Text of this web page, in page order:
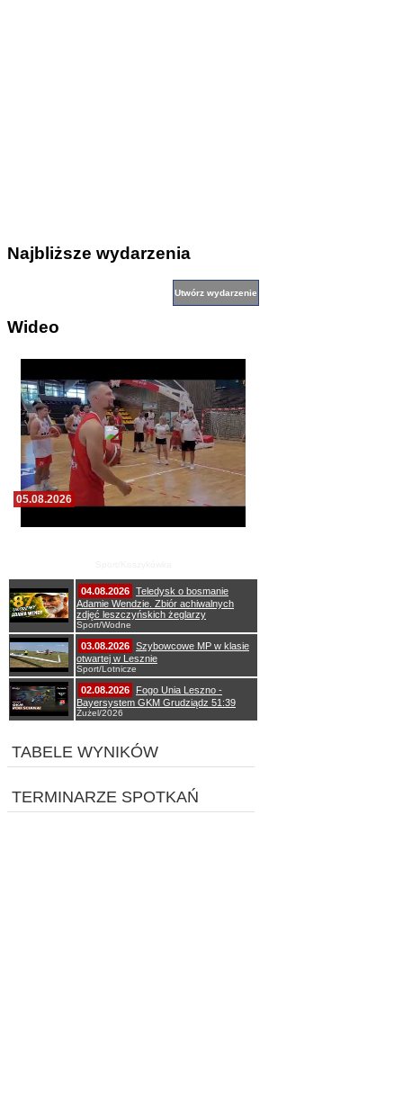
Najbliższe wydarzenia
Wideo
05.08.2026
04.08.2026 Teledysk o bosmanie
Adamie Wendzie. Zbiór achiwalnych
zdjęć leszczyńskich żeglarzy
Sport/Wodne
03.08.2026 Szybowcowe MP w klasie
otwartej w Lesznie
Sport/Lotnicze
02.08.2026
Fogo Unia Leszno -
Bayersystem GKM Grudziądz 51:39
Żużel/2026
TABELE WYNIKÓW
TERMINARZE SPOTKAŃ